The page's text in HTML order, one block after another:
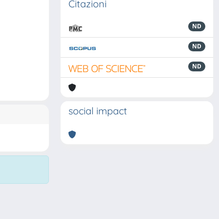
Citazioni
ND
ND
ND
social impact